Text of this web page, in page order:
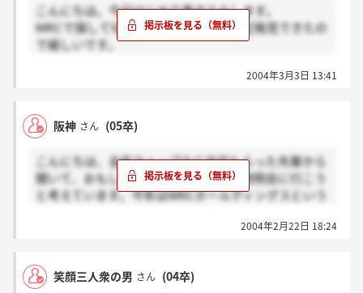
こんにちは。今日はじめて書き込みします。
WRCで探してもなくて、ウェーブで日記発見できたの
で嬉しいです。
説明会もう参加しましたか？良かったら感想きかせて
ください。
私はこの間説明会に行って来ました。グループ会社の
ことを先に知っていて面白い会社だと分かっていたの
であまり衝撃はなかったですがやっぱり多く人が気に
なり増えてるみたいなんで心配です。。
2004年3月3日 13:41
阪神 さん (05卒)
こんにちは、去年ウェーブから内定もらった先輩から
聞いて、おもしろい会社だというので説明会に行こう
と考えています。今年はWRCホールディングスという
ーム会社やフリーペーパーの会社がるようですが、こ
2004年2月22日 18:24
笑顔三人衆の男 さん (04卒)